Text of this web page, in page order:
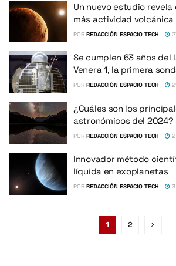
Un nuevo estudio revela
más actividad
POR REDACCIÓN ESPACIO TECH
Se cumplen 63 años del
Venera 1, la primera
POR REDACCIÓN ESPACIO TECH
¿Cuáles son los
astronómicos del 2024?
POR REDACCIÓN ESPACIO TECH
Innovador método
líquida en exoplanetas
POR REDACCIÓN ESPACIO TECH
1 2